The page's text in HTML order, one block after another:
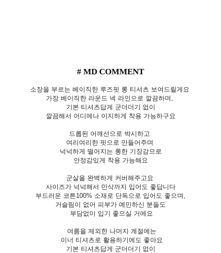
# MD COMMENT
소장을 부르는 베이직한 루즈핏 롱 티셔츠 보여드릴게요
가장 베이직한 라운드 넥 라인으로 깔끔하며,
기본 티셔츠답게 군더더기 없이
깔끔해서 어디에나 이지하게 착용 가능하구요
드롭된 어깨선으로 박시하고
여리여리한 핏으로 만들어주며
넉넉하게 떨어지는 롱한 기장감으로
안정감있게 착용 가능해요
군살을 완벽하게 커버해주고요
사이즈가 넉넉해서 만삭까지 입어도 좋답니다
부드러운 코튼100% 소재로 단독으로 입어도 좋으며,
거슬림이 없어 피부가 예민하신 분들도
부담없이 입기 좋으실 거에요
여름을 제외한 나머지 계절에는
이너 티셔츠로 활용하기에도 좋아요
기본 티셔츠답게 군더더기 없이